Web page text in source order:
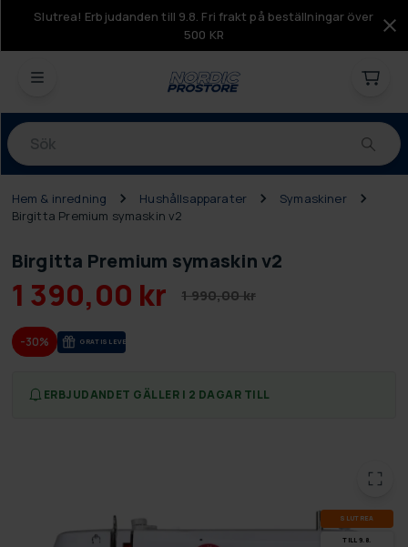
Slutrea! Erbjudanden till 9.8. Fri frakt på beställningar över
500 KR
Produkter
Hem & inredning Hushållsapparater
Symaskiner
Birgitta Premium symaskin v2
Birgitta Premium symaskin v2
1 390,00 kr 1 990,00 kr
-30% GRA­TIS LE­VE­RANS
ERBJUDANDET GÄLLER I 2 DAGAR TILL
SLUT­REA
TILL 9.8.